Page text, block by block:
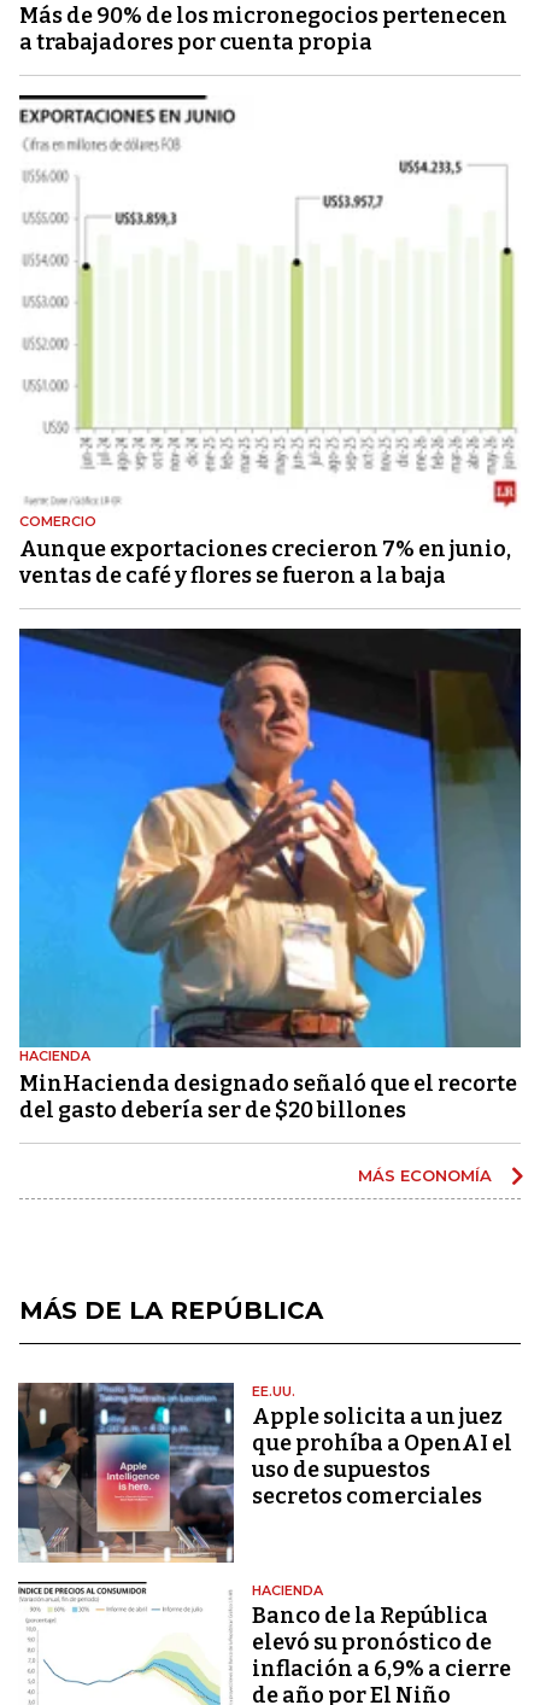
Más de 90% de los micronegocios pertenecen
a trabajadores por cuenta propia
COMERCIO
Aunque exportaciones crecieron 7% en junio,
ventas de café y flores se fueron a la baja
HACIENDA
MinHacienda designado señaló que el recorte
del gasto debería ser de $20 billones
MÁS ECONOMÍA
MÁS DE LA REPÚBLICA
EE.UU.
Apple solicita a un juez
que prohíba a OpenAI el
uso de supuestos
secretos comerciales
HACIENDA
Banco de la República
elevó su pronóstico de
inflación a 6,9% a cierre
de año por El Niño